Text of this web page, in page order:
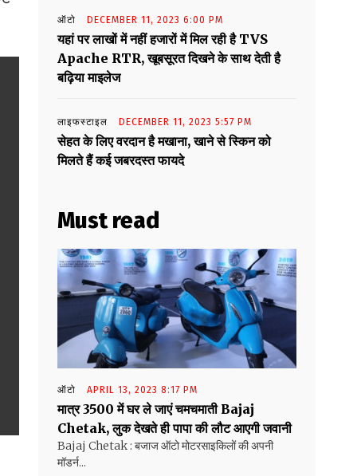
ऑटो DECEMBER 11, 2023 6:00 PM
यहां पर लाखों में नहीं हजारों में मिल रही है TVS
Apache RTR, खूबसूरत दिखने के साथ देती है
बढ़िया माइलेज
लाइफस्टाइल DECEMBER 11, 2023 5:57 PM
सेहत के लिए वरदान है मखाना, खाने से स्किन को
मिलते हैं कई जबरदस्त फायदे
Must read
ऑटो APRIL 13, 2023 8:17 PM
मात्र ₹3500 में घर ले जाएं चमचमाती Bajaj
Chetak, लुक देखते ही पापा की लौट आएगी जवानी
Bajaj Chetak : बजाज ऑटो मोटरसाइकिलों की अपनी
मॉडर्न...